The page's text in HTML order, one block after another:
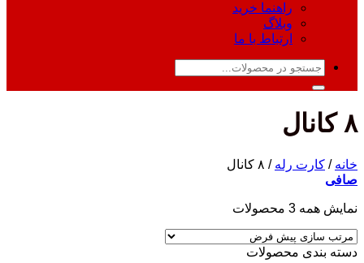
راهنما خرید
وبلاگ
ارتباط با ما
جستجو
۸ کانال
خانه / کارت رله /
صافی
نمایش همه 3 محصولات
دسته‌ بندی محصولات